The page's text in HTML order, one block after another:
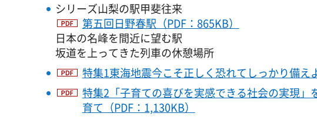
シリーズ山梨の駅甲斐往来
第五回日野春駅（PDF：865KB）
日本の名峰を間近に望む駅
坂道を上ってきた列車の休憩場所
特集1東海地震今こそ正しく恐れてしっかり備え
特集2「子育ての喜びを実感できる社会の実現
育て（PDF：1,130KB）